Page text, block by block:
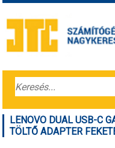
LENOVO DUAL USB-C
TÖLTŐ ADAPTER